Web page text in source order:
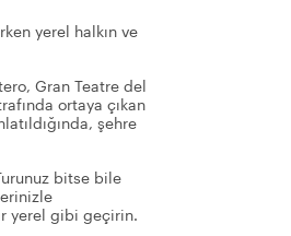
yerel halkın ve
Gran Teatre del
ortaya çıkan
şehre
bitse bile
yerel gibi geçirin.